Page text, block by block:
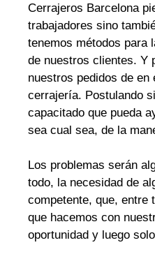
Cerrajeros Barcelona
trabajadores sino
tenemos métodos para
de nuestros clientes. Y
nuestros pedidos de en
cerrajería. Postulando
capacitado que pueda
sea cual sea, de la
Los problemas serán
todo, la necesidad de
competente, que, entre
que hacemos con
oportunidad y luego